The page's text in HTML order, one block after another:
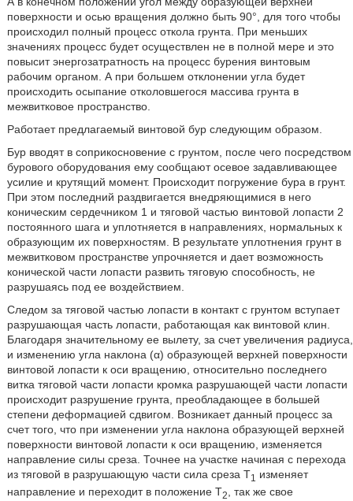
поверхности и осью вращения должно быть 90°, для того чтобы
происходил полный процесс откола грунта. При меньших
значениях процесс будет осуществлен не в полной мере и это
повысит энергозатратность на процесс бурения винтовым
рабочим органом. А при большем отклонении угла будет
происходить осыпание отколовшегося массива грунта в
межвитковое пространство.
Работает предлагаемый винтовой бур следующим образом.
Бур вводят в соприкосновение с грунтом, после чего посредством
бурового оборудования ему сообщают осевое задавливающее
усилие и крутящий момент. Происходит погружение бура в грунт.
При этом последний раздвигается внедряющимися в него
коническим сердечником 1 и тяговой частью винтовой лопасти 2
постоянного шага и уплотняется в направлениях, нормальных к
образующим их поверхностям. В результате уплотнения грунт в
межвитковом пространстве упрочняется и дает возможность
конической части лопасти развить тяговую способность, не
разрушаясь под ее воздействием.
Следом за тяговой частью лопасти в контакт с грунтом вступает
разрушающая часть лопасти, работающая как винтовой клин.
Благодаря значительному ее вылету, за счет увеличения радиуса,
и изменению угла наклона (α) образующей верхней поверхности
винтовой лопасти к оси вращению, относительно последнего
витка тяговой части лопасти кромка разрушающей части лопасти
происходит разрушение грунта, преобладающее в большей
степени деформацией сдвигом. Возникает данный процесс за
счет того, что при изменении угла наклона образующей верхней
поверхности винтовой лопасти к оси вращению, изменяется
направление силы среза. Точнее на участке начиная с перехода
из тяговой в разрушающую части сила среза Т1
изменяет
направление и переходит в положение Т2
, так же свое